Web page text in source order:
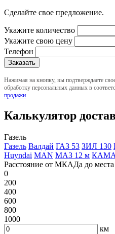
Сделайте свое предложение.
Укажите количество
Укажите свою цену
Телефон
Нажимая на кнопку, вы подтверждаете
обработку персональных данных в
продажи
Калькулятор
Газель
Газель Валдай ГАЗ 53 ЗИЛ 130
Huyndai MAN МАЗ 12 м
Расстояние от МКАДа до места
0
200
400
600
800
1000
км